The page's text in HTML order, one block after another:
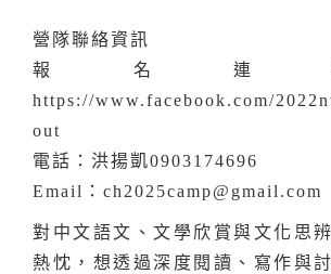
營隊聯絡資訊
報名連
https://www.facebook.com/
out
電話：洪揚凱0903174696
Email：ch2025camp@gmail.com
對中文語文、文學欣賞與文化思
熱忱，想透過深度閱讀、寫作與